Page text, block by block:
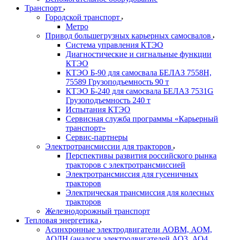
Транспорт
Городской транспорт
Метро
Привод большегрузных карьерных самосвалов
Система управления КТЭО
Диагностические и сигнальные функции
КТЭО
КТЭО Б-90 для самосвала БЕЛАЗ 7558H,
75589 Грузоподъемность 90 т
КТЭО Б-240 для самосвала БЕЛАЗ 7531G
Грузоподъемность 240 т
Испытания КТЭО
Сервисная служба программы «Карьерный
транспорт»
Сервис-партнеры
Электротрансмиссии для тракторов
Перспективы развития российского рынка
тракторов с электротрансмиссией
Электротрансмиссия для гусеничных
тракторов
Электрическая трансмиссия для колесных
тракторов
Железнодорожный транспорт
Тепловая энергетика
Асинхронные электродвигатели АОВМ, АОМ,